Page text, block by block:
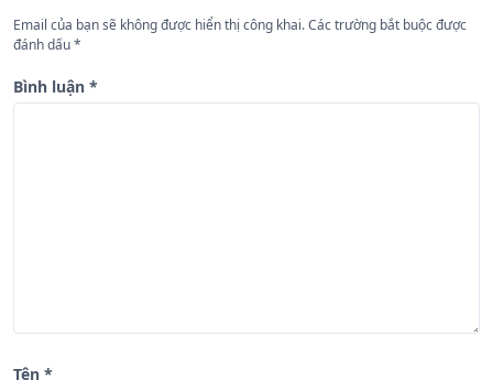
b
à
i
Email của bạn sẽ không được hiển thị công khai.Các trường bắt buộc được
đánh dấu*
Bình luận *
Tên *